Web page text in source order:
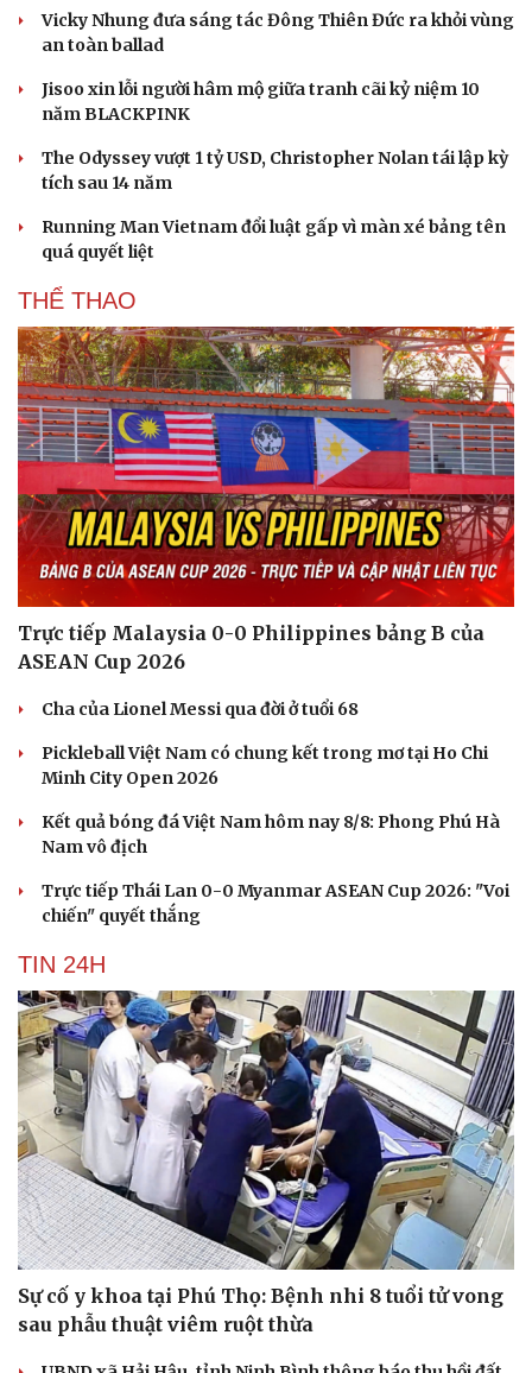
Cải chính
Vicky Nhung đưa sáng tác Đông Thiên Đức ra khỏi vùng
an toàn ballad
Jisoo xin lỗi người hâm mộ giữa tranh cãi kỷ niệm 10
năm BLACKPINK
The Odyssey vượt 1 tỷ USD, Christopher Nolan tái lập kỳ
tích sau 14 năm
Running Man Vietnam đổi luật gấp vì màn xé bảng tên
quá quyết liệt
THỂ THAO
Trực tiếp Malaysia 0-0 Philippines bảng B của
ASEAN Cup 2026
Cha của Lionel Messi qua đời ở tuổi 68
Pickleball Việt Nam có chung kết trong mơ tại Ho Chi
Minh City Open 2026
Kết quả bóng đá Việt Nam hôm nay 8/8: Phong Phú Hà
Nam vô địch
Trực tiếp Thái Lan 0-0 Myanmar ASEAN Cup 2026: "Voi
chiến" quyết thắng
TIN 24H
Sự cố y khoa tại Phú Thọ: Bệnh nhi 8 tuổi tử vong
sau phẫu thuật viêm ruột thừa